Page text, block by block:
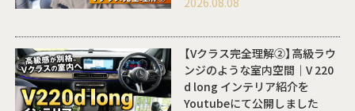
【Vクラス完全理解②】高級ラウ
ンジのような室内空間｜V 220
d long インテリア紹介を
Youtubeにて公開しました